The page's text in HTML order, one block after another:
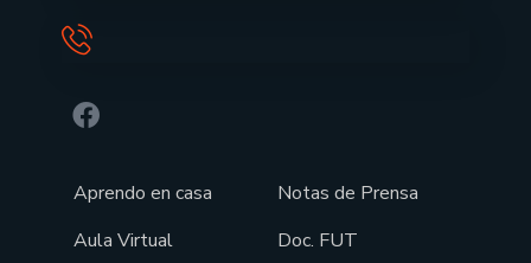
Aprendo en casa
Aula Virtual
Notas de Prensa
Doc. FUT